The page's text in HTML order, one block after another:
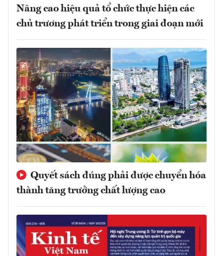
Nâng cao hiệu quả tổ chức thực hiện các
chủ trương phát triển trong giai đoạn mới
Quyết sách đúng phải được chuyển hóa
thành tăng trưởng chất lượng cao